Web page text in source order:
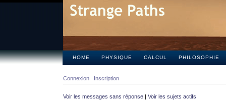
HOME PHYSIQUE CALCUL PHILOSOPHIE
Connexion Inscription
Voir les messages sans réponse | Voir les sujets actifs